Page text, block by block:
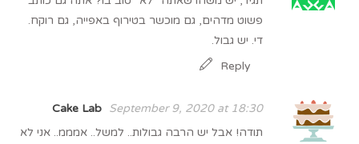
פשוט מדהים, גם מוכשר בטירוף באפייה, גם רוקח.
די. יש גבול.
Reply
Cake Lab
September 9, 2020 at 18:30
תודה! אבל יש הרבה גבולות.. למשל.. אמממ.. אני לא